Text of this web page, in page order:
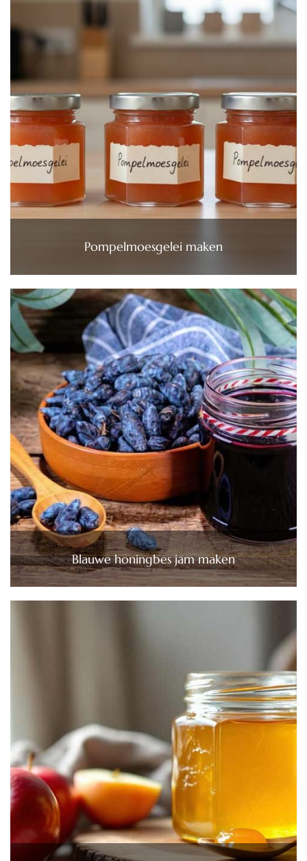
Pompelmoesgelei maken
Blauwe honingbes jam maken